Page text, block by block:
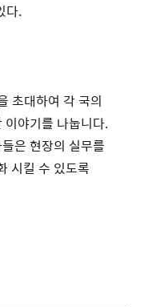
다.
초대하여 각 국의
야기를 나눕니다.
은 현장의 실무를
시킬 수 있도록